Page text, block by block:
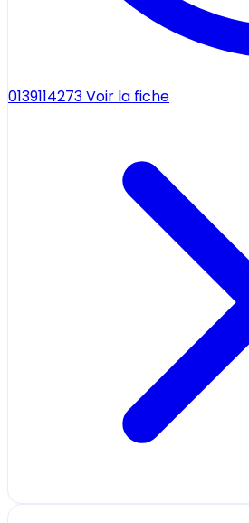
0139114273Voir la fiche